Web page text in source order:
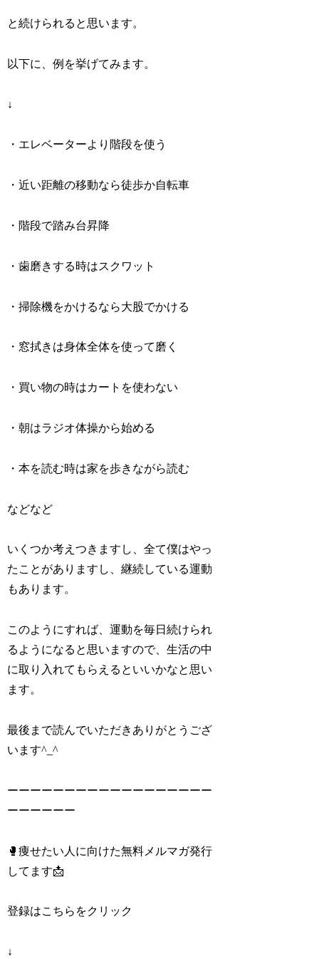
と続けられると思います。
以下に、例を挙げてみます。
↓
・エレベーターより階段を使う
・近い距離の移動なら徒歩か自転車
・階段で踏み台昇降
・歯磨きする時はスクワット
・掃除機をかけるなら大股でかける
・窓拭きは身体全体を使って磨く
・買い物の時はカートを使わない
・朝はラジオ体操から始める
・本を読む時は家を歩きながら読む
などなど
いくつか考えつきますし、全て僕はやっ
たことがありますし、継続している運動
もあります。
このようにすれば、運動を毎日続けられ
るようになると思いますので、生活の中
に取り入れてもらえるといいかなと思い
ます。
最後まで読んでいただきありがとうござ
います^_^
ーーーーーーーーーーーーーーーーーー
ーーーーーー
🥊痩せたい人に向けた無料メルマガ発行
してます📩
登録はこちらをクリック
↓